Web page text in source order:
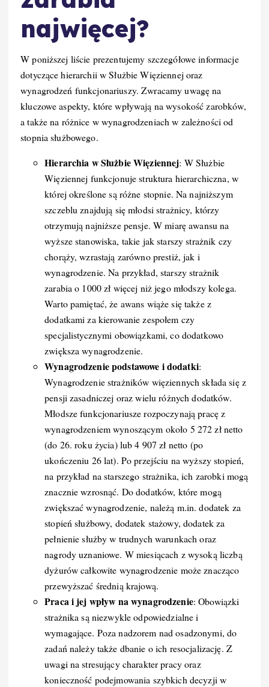
najwięcej?
W poniższej liście prezentujemy szczegółowe informacje
dotyczące hierarchii w Służbie Więziennej oraz
wynagrodzeń funkcjonariuszy. Zwracamy uwagę na
kluczowe aspekty, które wpływają na wysokość zarobków,
a także na różnice w wynagrodzeniach w zależności od
stopnia służbowego.
Hierarchia w Służbie Więziennej: W Służbie
Więziennej funkcjonuje struktura hierarchiczna, w
której określone są różne stopnie. Na najniższym
szczeblu znajdują się młodsi strażnicy, którzy
otrzymują najniższe pensje. W miarę awansu na
wyższe stanowiska, takie jak starszy strażnik czy
chorąży, wzrastają zarówno prestiż, jak i
wynagrodzenie. Na przykład, starszy strażnik
zarabia o 1000 zł więcej niż jego młodszy kolega.
Warto pamiętać, że awans wiąże się także z
dodatkami za kierowanie zespołem czy
specjalistycznymi obowiązkami, co dodatkowo
zwiększa wynagrodzenie.
Wynagrodzenie podstawowe i dodatki:
Wynagrodzenie strażników więziennych składa się z
pensji zasadniczej oraz wielu różnych dodatków.
Młodsze funkcjonariusze rozpoczynają pracę z
wynagrodzeniem wynoszącym około 5 272 zł netto
(do 26. roku życia) lub 4 907 zł netto (po
ukończeniu 26 lat). Po przejściu na wyższy stopień,
na przykład na starszego strażnika, ich zarobki mogą
znacznie wzrosnąć. Do dodatków, które mogą
zwiększać wynagrodzenie, należą m.in. dodatek za
stopień służbowy, dodatek stażowy, dodatek za
pełnienie służby w trudnych warunkach oraz
nagrody uznaniowe. W miesiącach z wysoką liczbą
dyżurów całkowite wynagrodzenie może znacząco
przewyższać średnią krajową.
Praca i jej wpływ na wynagrodzenie: Obowiązki
strażnika są niezwykle odpowiedzialne i
wymagające. Poza nadzorem nad osadzonymi, do
zadań należy także dbanie o ich resocjalizację. Z
uwagi na stresujący charakter pracy oraz
konieczność podejmowania szybkich decyzji w